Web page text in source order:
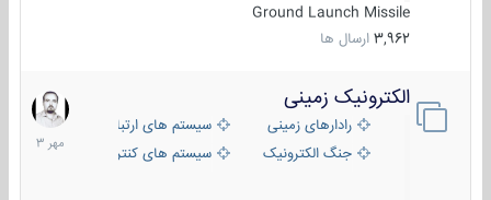
Ground Launch Missile
3,962 ارسال ها
الکترونیک زمینی
رادارهای زمینی
سیستم های ارتباطی و جمع آوری
جنگ الکترونیک
سیستم های کنترل آتش و تجهیزات
1
مهر
1403